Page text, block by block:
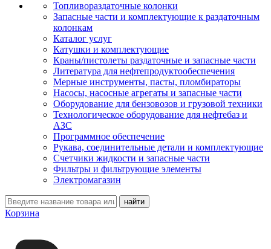
Топливораздаточные колонки
Запасные части и комплектующие к раздаточным
колонкам
Каталог услуг
Катушки и комплектующие
Краны/пистолеты раздаточные и запасные части
Литература для нефтепродуктообеспечения
Мерные инструменты, пасты, пломбираторы
Насосы, насосные агрегаты и запасные части
Оборудование для бензовозов и грузовой техники
Технологическое оборудование для нефтебаз и
АЗС
Программное обеспечение
Рукава, соединительные детали и комплектующие
Счетчики жидкости и запасные части
Фильтры и фильтрующие элементы
Электромагазин
Корзина